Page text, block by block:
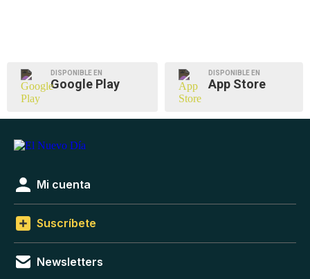
DISPONIBLE EN
Google Play
DISPONIBLE EN
App Store
Mi cuenta
Suscríbete
Newsletters